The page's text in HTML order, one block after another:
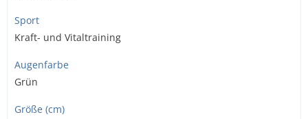
Sport
Kraft- und Vitaltraining
Augenfarbe
Grün
Größe (cm)